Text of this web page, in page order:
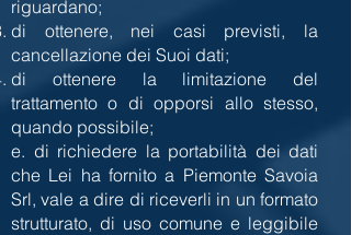
riguardano;
di ottenere, nei casi previsti, la
cancellazione dei Suoi dati;
di ottenere la limitazione del
trattamento o di opporsi allo stesso,
quando possibile;
e. di richiedere la portabilità dei dati
che Lei ha fornito a Piemonte Savoia
Srl, vale a dire di riceverli in un formato
strutturato, di uso comune e leggibile